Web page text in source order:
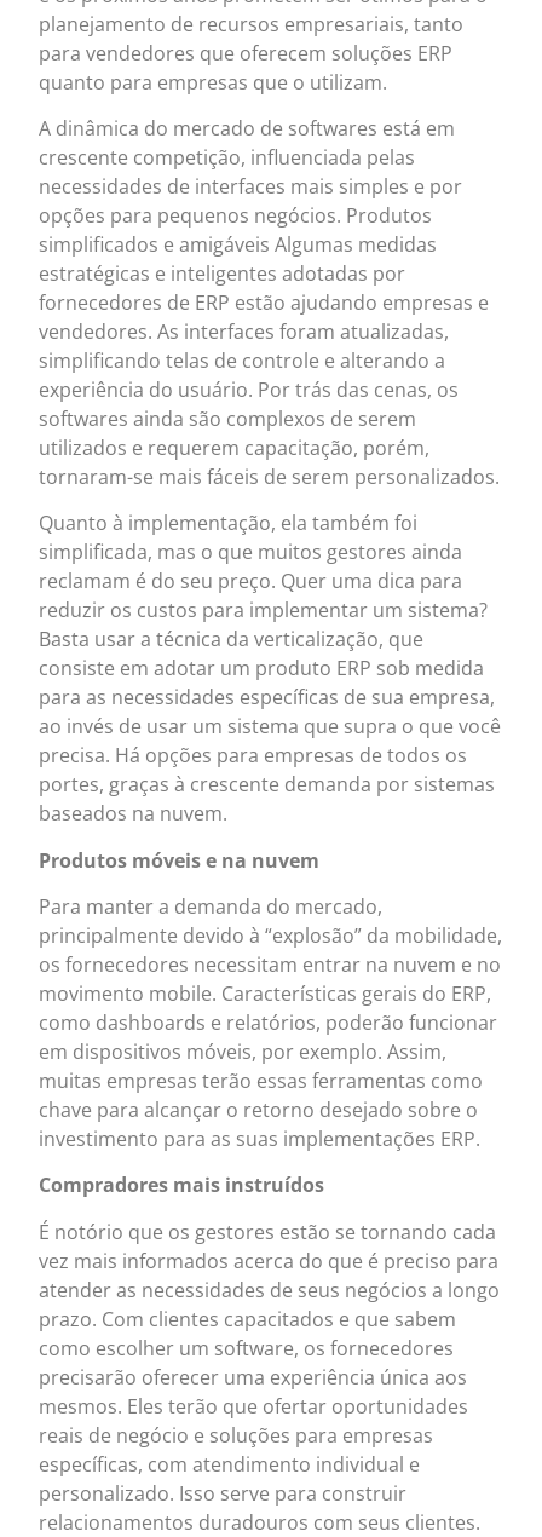
planejamento de recursos empresariais, tanto
para vendedores que oferecem soluções ERP
quanto para empresas que o utilizam.
A dinâmica do mercado de softwares está em
crescente competição, influenciada pelas
necessidades de interfaces mais simples e por
opções para pequenos negócios. Produtos
simplificados e amigáveis Algumas medidas
estratégicas e inteligentes adotadas por
fornecedores de ERP estão ajudando empresas e
vendedores. As interfaces foram atualizadas,
simplificando telas de controle e alterando a
experiência do usuário. Por trás das cenas, os
softwares ainda são complexos de serem
utilizados e requerem capacitação, porém,
tornaram-se mais fáceis de serem personalizados.
Quanto à implementação, ela também foi
simplificada, mas o que muitos gestores ainda
reclamam é do seu preço. Quer uma dica para
reduzir os custos para implementar um sistema?
Basta usar a técnica da verticalização, que
consiste em adotar um produto ERP sob medida
para as necessidades específicas de sua empresa,
ao invés de usar um sistema que supra o que você
precisa. Há opções para empresas de todos os
portes, graças à crescente demanda por sistemas
baseados na nuvem.
Produtos móveis e na nuvem
Para manter a demanda do mercado,
principalmente devido à “explosão” da mobilidade,
os fornecedores necessitam entrar na nuvem e no
movimento mobile. Características gerais do ERP,
como dashboards e relatórios, poderão funcionar
em dispositivos móveis, por exemplo. Assim,
muitas empresas terão essas ferramentas como
chave para alcançar o retorno desejado sobre o
investimento para as suas implementações ERP.
Compradores mais instruídos
É notório que os gestores estão se tornando cada
vez mais informados acerca do que é preciso para
atender as necessidades de seus negócios a longo
prazo. Com clientes capacitados e que sabem
como escolher um software, os fornecedores
precisarão oferecer uma experiência única aos
mesmos. Eles terão que ofertar oportunidades
reais de negócio e soluções para empresas
específicas, com atendimento individual e
personalizado. Isso serve para construir
relacionamentos duradouros com seus clientes.